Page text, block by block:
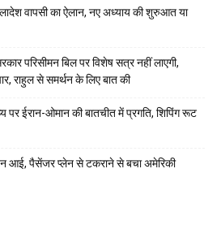
वापसी का ऐलान, नए अध्याय की शुरुआत या
परिसीमन बिल पर विशेष सत्र नहीं लाएगी,
राहुल से समर्थन के लिए बात की
ईरान-ओमान की बातचीत में प्रगति, शिपिंग रूट
आई, पैसेंजर प्लेन से टकराने से बचा अमेरिकी